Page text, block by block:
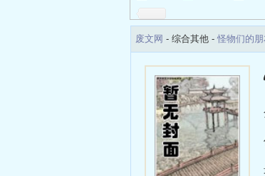
废文网 - 综合其他 - 怪物们的